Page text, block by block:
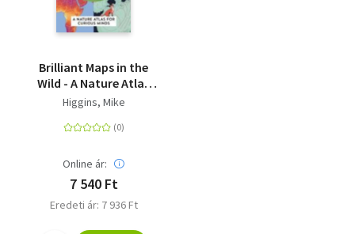
Olasz zsebkönyvek
Orosz zsebkönyvek
Kalender
Egyéb idegen nyelvű
Brilliant Maps in the
Wild - A Nature Atlas
for Curious Minds
Higgins, Mike
Online ár:
7 540 Ft
Eredeti ár: 7 936 Ft